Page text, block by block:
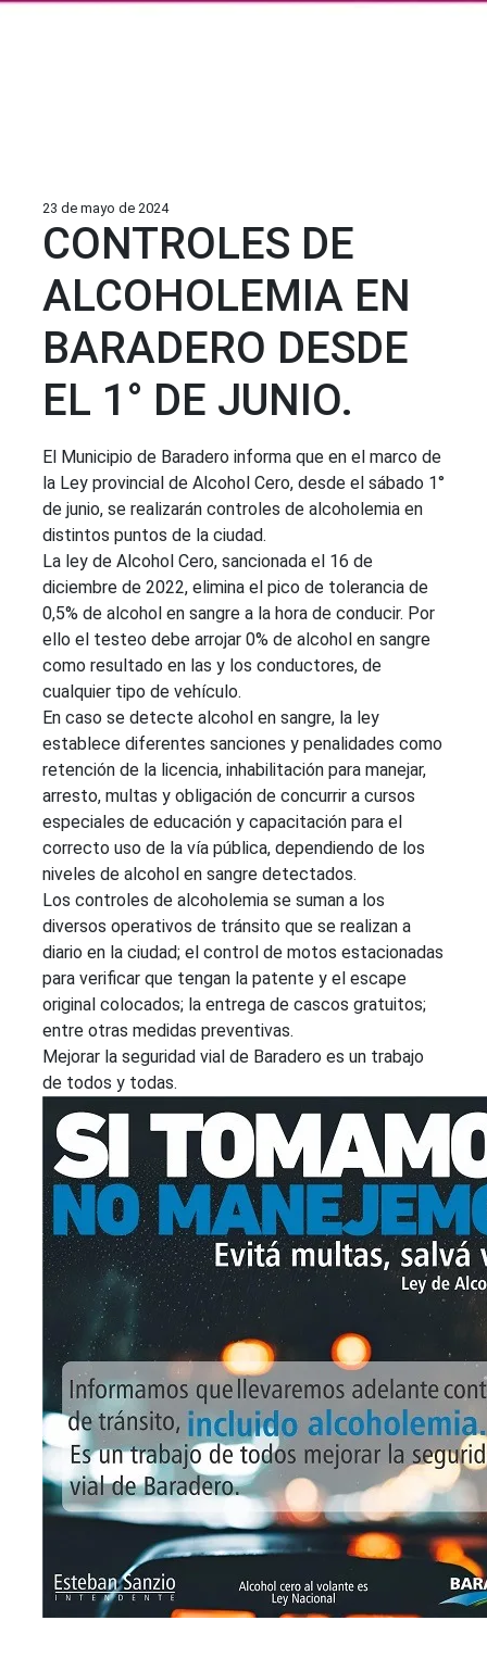
23 de mayo de 2024
CONTROLES DE
ALCOHOLEMIA EN
BARADERO DESDE
EL 1° DE JUNIO.
El Municipio de Baradero informa que en el marco de
la Ley provincial de Alcohol Cero, desde el sábado 1°
de junio, se realizarán controles de alcoholemia en
distintos puntos de la ciudad.
La ley de Alcohol Cero, sancionada el 16 de
diciembre de 2022, elimina el pico de tolerancia de
0,5% de alcohol en sangre a la hora de conducir. Por
ello el testeo debe arrojar 0% de alcohol en sangre
como resultado en las y los conductores, de
cualquier tipo de vehículo.
En caso se detecte alcohol en sangre, la ley
establece diferentes sanciones y penalidades como
retención de la licencia, inhabilitación para manejar,
arresto, multas y obligación de concurrir a cursos
especiales de educación y capacitación para el
correcto uso de la vía pública, dependiendo de los
niveles de alcohol en sangre detectados.
Los controles de alcoholemia se suman a los
diversos operativos de tránsito que se realizan a
diario en la ciudad; el control de motos estacionadas
para verificar que tengan la patente y el escape
original colocados; la entrega de cascos gratuitos;
entre otras medidas preventivas.
Mejorar la seguridad vial de Baradero es un trabajo
de todos y todas.